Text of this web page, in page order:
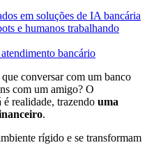
em soluções de IA bancária
e humanos trabalhando
bancário
conversar com um banco
com um amigo? O
realidade, trazendo uma
.
rígido e se transformam